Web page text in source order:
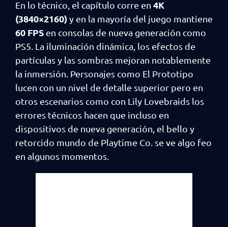
En lo técnico, el capítulo corre en 4K
(3840×2160)y en la mayoría del juego mantiene
60 FPS en consolas de nueva generación como
PS5. La iluminación dinámica, los efectos de
partículas y las sombras mejoran notablemente
la inmersión. Personajes como El Prototipo
lucen con un nivel de detalle superior pero en
otros escenarios como con Lily Lovebraids los
errores técnicos hacen que incluso en
dispositivos de nueva generación, el bello y
retorcido mundo de Playtime Co. se ve algo feo
en algunos momentos.